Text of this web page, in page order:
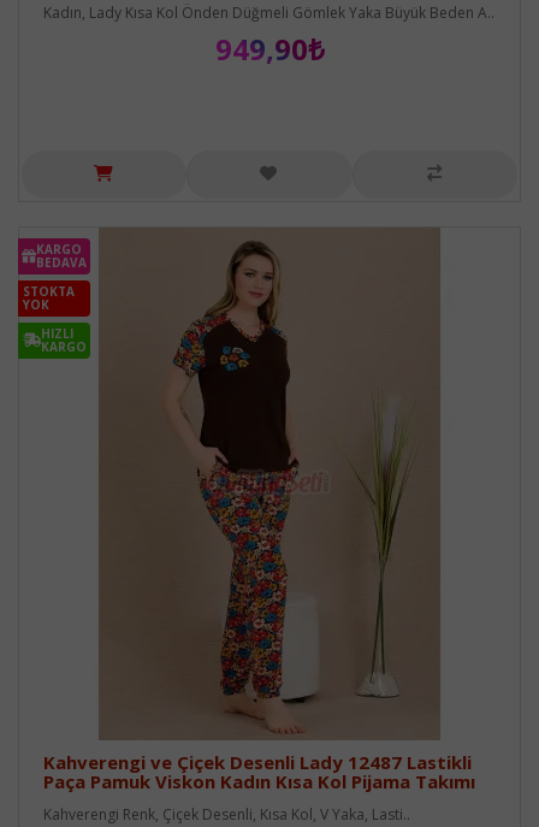
Kadın, Lady Kısa Kol Önden Düğmeli Gömlek Yaka Büyük Beden A..
949,90₺
KARGO
BEDAVA
STOKTA
YOK
HIZLI
KARGO
Kahverengi ve Çiçek Desenli Lady 12487 Lastikli
Paça Pamuk Viskon Kadın Kısa Kol Pijama Takımı
Kahverengi Renk, Çiçek Desenli, Kısa Kol, V Yaka, Lasti..